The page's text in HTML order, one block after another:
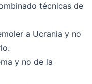
técnicas de
a Ucrania y no
y no de la